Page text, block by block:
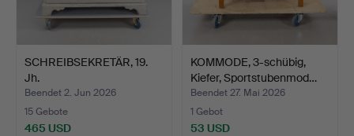
SCHREIBSEKRETÄR, 19.
Jh.
Beendet 2. Jun 2026
15 Gebote
465 USD
KOMMODE, 3-schübig,
Kiefer, Sportstubenmod…
Beendet 27. Mai 2026
1 Gebot
53 USD